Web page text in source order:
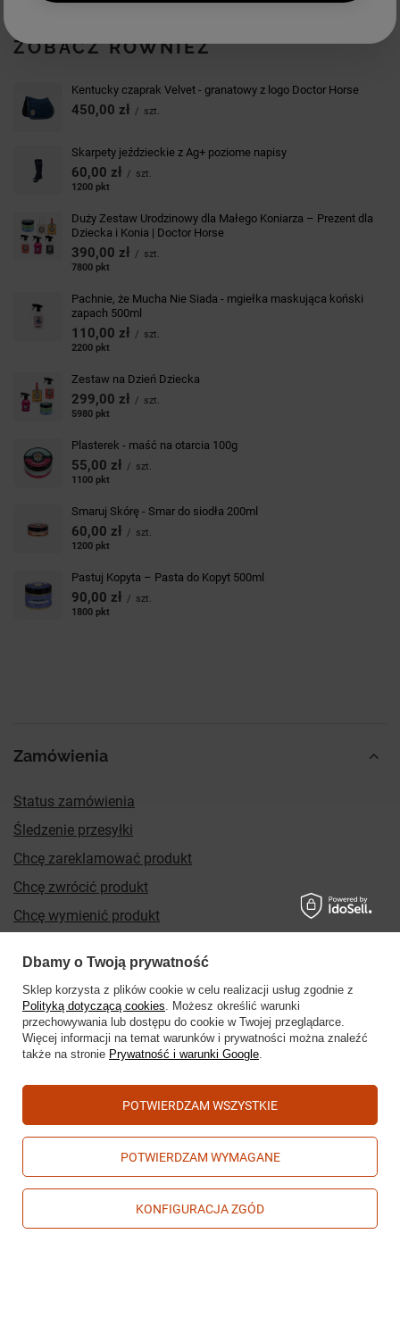
ZOBACZ RÓWNIEŻ
Kentucky czaprak Velvet - granatowy z logo Doctor Horse
450,00 zł / szt.
Skarpety jeździeckie z Ag+ poziome napisy
60,00 zł / szt.
1200 pkt
Duży Zestaw Urodzinowy dla Małego Koniarza – Prezent dla
Dziecka i Konia | Doctor Horse
390,00 zł / szt.
7800 pkt
Pachnie, że Mucha Nie Siada - mgiełka maskująca koński
zapach 500ml
110,00 zł / szt.
2200 pkt
Zestaw na Dzień Dziecka
299,00 zł / szt.
5980 pkt
Plasterek - maść na otarcia 100g
55,00 zł / szt.
1100 pkt
Smaruj Skórę - Smar do siodła 200ml
60,00 zł / szt.
1200 pkt
Pastuj Kopyta – Pasta do Kopyt 500ml
90,00 zł / szt.
1800 pkt
Zamówienia
Status zamówienia
Śledzenie przesyłki
Chcę zareklamować produkt
Chcę zwrócić produkt
Chcę wymienić produkt
Konto
661080896 kontakt@doctorhorse.pl
Dbamy o Twoją prywatność
Sklep korzysta z plików cookie w celu realizacji usług zgodnie z
Polityką dotyczącą cookies. Możesz określić warunki
przechowywania lub dostępu do cookie w Twojej przeglądarce.
Więcej informacji na temat warunków i prywatności można znaleźć
także na stronie Prywatność i warunki Google.
POTWIERDZAM WYMAGANE
KONFIGURACJA ZGÓD
POTWIERDZAM WSZYSTKIE